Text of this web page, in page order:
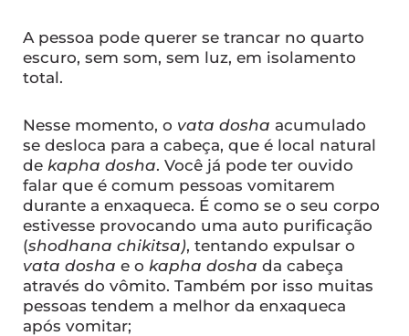
A pessoa pode querer se trancar no quarto
escuro, sem som, sem luz, em isolamento
total.
Nesse momento, o vata dosha acumulado
se desloca para a cabeça, que é local natural
de kapha dosha. Você já pode ter ouvido
falar que é comum pessoas vomitarem
durante a enxaqueca. É como se o seu corpo
estivesse provocando uma auto purificação
(shodhana chikitsa), tentando expulsar o
vata dosha e o kapha dosha da cabeça
através do vômito. Também por isso muitas
pessoas tendem a melhor da enxaqueca
após vomitar;